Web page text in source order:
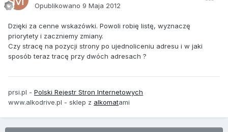
Opublikowano 9 Maja 2012
Dzięki za cenne wskazówki. Powoli robię listę, wyznaczę
priorytety i zaczniemy zmiany.
Czy stracę na pozycji strony po ujednoliceniu adresu i w jaki
sposób teraz tracę przy dwóch adresach ?
prsi.pl - Polski Rejestr Stron Internetowych
www.alkodrive.pl - sklep z alkomatami